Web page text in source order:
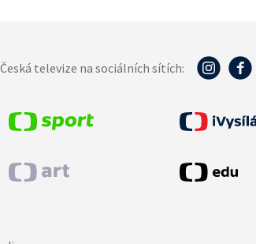
Česká televize na sociálních sítích: